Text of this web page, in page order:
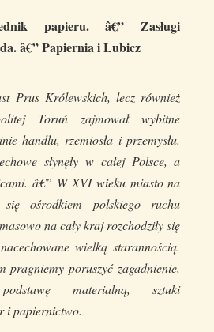
papieru. â€” Zasługi
â€” Papiernia i Lubicz
Prus Królewskich, lecz również
Toruń zajmował wybitne
handlu, rzemiosła i przemysłu.
słynęły w całej Polsce, a
â€” W XVI wieku miasto na
ośrodkiem polskiego ruchu
na cały kraj rozchodziły się
wielką starannością.
pragniemy poruszyć zagadnienie,
materialną, sztuki
i papiernictwo.